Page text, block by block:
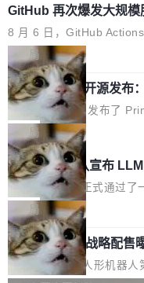
他引用的帖子来自
026 的读者：「看了篇 ...
理由很具体。FA 系列不需
认为最重要的一个——复杂
驱动你去学 CuTe，但还没
er++ 优化所淹没，足够容
键的是 FA2 的持久性...
鸿蒙通过统一技术底座和
型智能设备的开发、连接
也为产业链企业探索产品
的空间。 8月14日，开源
（OHDD：OpenHarmony
r Day）将在杭州启航。活
链企业和开发者，邀请行
问，围绕开源鸿蒙技术能
配、功耗与稳定性调优、
等内容展开系统讲解和实
步了解开源鸿蒙在智能...
GitHub 再次爆发大规模
8 月 6 日，GitHub
模服务降级，Actions 完全
webhook 停发，连自托管
障无法工作。Pages、
opilot coding agent 全部
恢复，大约 12 小时。 这
起事故，其中四起与 AI/
Hub 员工 kdaigle 在 HN
据：2025 年全年 10 亿次
2.75 亿次，全年预计 140
局
Prime Agent 开源发布
进的编程 Agent，ARC-
专家基线
Prime Intellect 发布了
的编程 Agent Harness，
象：Recursive Language
ontinual Harness。在
上，Prime Agent + Opus
5% RHAE Best@1，超过
家基线 95.4%。 不是又一
器 Prime Agent 的架构和
agent 有本质区别。大多
计是基于早期模型的能力
局
Rust 项目团队宣布
止，但你要承认哪些代
Rust 语言项目正式通过了
覆盖 rust-lang/rust 单一仓
是项目级别的官方立场，
但它可能是主流开源项目
细致的一份规则。 政策的
局
宇树科技 IPO 战略配售
ek 获配 93.3 万股，锁
8月6日晚间，“人形机器人